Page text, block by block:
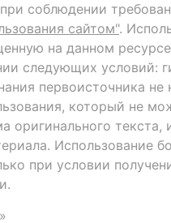
соблюдении
сайтом".
на данном
следующих условий:
первоисточника не
который не
оригинального текста,
Использование
при условии